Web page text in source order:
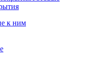
к ним